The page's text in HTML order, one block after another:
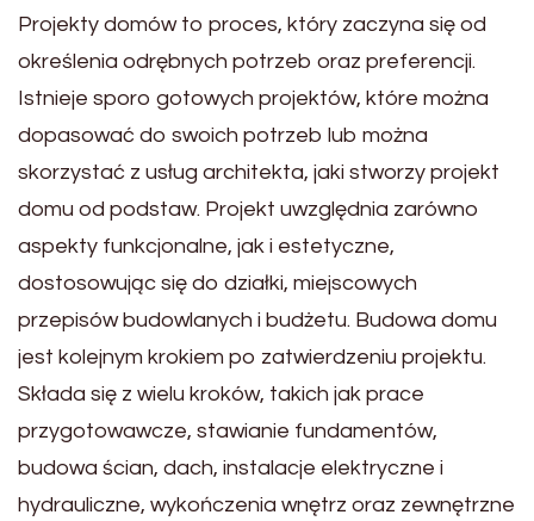
Projekty domów to proces, który zaczyna się od
określenia odrębnych potrzeb oraz preferencji.
Istnieje sporo gotowych projektów, które można
dopasować do swoich potrzeb lub można
skorzystać z usług architekta, jaki stworzy projekt
domu od podstaw. Projekt uwzględnia zarówno
aspekty funkcjonalne, jak i estetyczne,
dostosowując się do działki, miejscowych
przepisów budowlanych i budżetu. Budowa domu
jest kolejnym krokiem po zatwierdzeniu projektu.
Składa się z wielu kroków, takich jak prace
przygotowawcze, stawianie fundamentów,
budowa ścian, dach, instalacje elektryczne i
hydrauliczne, wykończenia wnętrz oraz zewnętrzne